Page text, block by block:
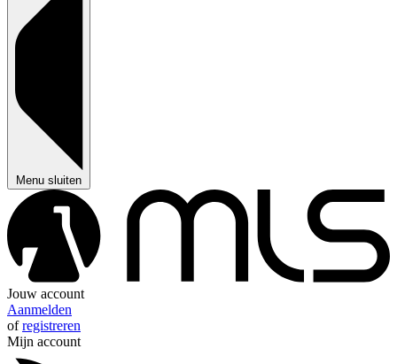
Menu sluiten
Jouw account
Aanmelden
ofregistreren
Mijn account